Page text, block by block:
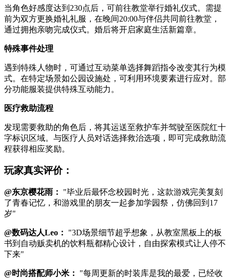
当角色好感度达到230点后，可前往教堂举行婚礼仪式。需提
前为双方更换婚礼礼服，在晚间20:00与伴侣共同前往教堂，
通过拥抱亲吻完成仪式。婚后将开启家庭生活新篇章。
特殊事件处理
遇到特殊人物时，可通过互动菜单选择舞蹈指令改变其行为模
式。在特定场景如公园设施处，可利用环境要素进行应对。部
分功能服装提供特殊互动能力。
医疗救助流程
发现需要救助的角色后，将其运送至救护车并驾驶至医院红十
字标识区域。与医疗人员对话选择救治选项，即可完成救助流
程获得相应奖励。
玩家真实评价：
@东京樱花雨：
"毕业后最怀念校园时光，这款游戏完美复刻
了青春记忆，和游戏里的朋友一起参加学园祭，仿佛回到17
岁"
@数码达人Leo：
"3D场景细节超乎想象，从教室黑板上的板
书到自动贩卖机的饮料瓶都精心设计，自由探索模式让人停不
下来"
@时尚搭配师小米：
"每周更新的时装库是我的最爱，已经收